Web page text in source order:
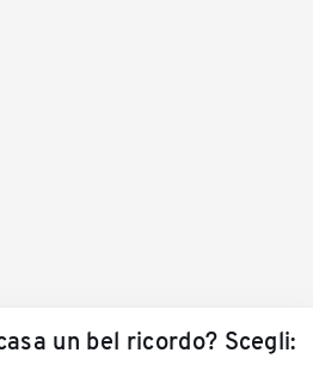
un bel ricordo? Scegli: